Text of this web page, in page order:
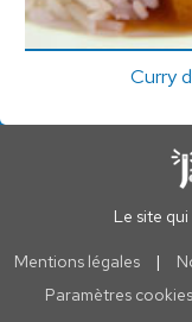
Curry
Le site
Mentions légales |
Paramètres cookies